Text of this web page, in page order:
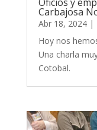
Carbajosa
Abr 18, 2024|
Hoy nos
Una charla
Cotobal.